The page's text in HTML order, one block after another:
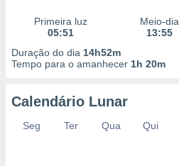
Primeira luz
05:51
Meio-dia
13:55
Duração do dia 14h52m
Tempo para o amanhecer 1h 20m
Calendário Lunar
Seg Ter Qua Qui